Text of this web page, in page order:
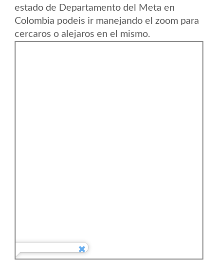
estado de Departamento del Meta en
Colombia podeis ir manejando el zoom para
cercaros o alejaros en el mismo.